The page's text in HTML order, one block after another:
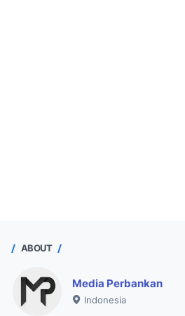
ABOUT
Media Perbankan
Indonesia